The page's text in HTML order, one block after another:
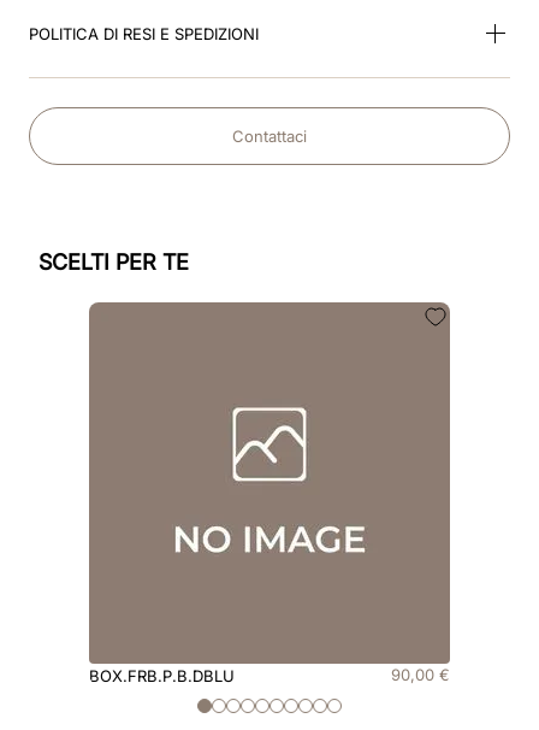
POLITICA DI RESI E SPEDIZIONI
Contattaci
SCELTI PER TE
BOX.FRB.P.B.DBLU 90,00 €